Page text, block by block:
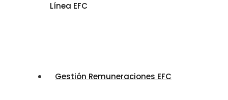
Línea EFC
Gestión Remuneraciones EFC